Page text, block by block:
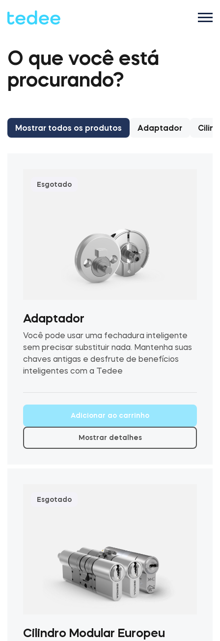
COMO FUNCIONA?
Fechaduras
Cilindros
Adaptadores
SUPORTE
LOGIN
COMPRE AGORA
O que você está
procurando?
Mostrar todos os produtos Adaptador
Esgotado
Adaptador
Você pode usar uma fechadura inteligente
sem precisar substituir nada. Mantenha suas
chaves antigas e desfrute de benefícios
inteligentes com a Tedee
Adicionar ao carrinho
Mostrar detalhes
Esgotado
Cilindro Modular Europeu